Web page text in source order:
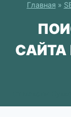
Главная »
САЙТА